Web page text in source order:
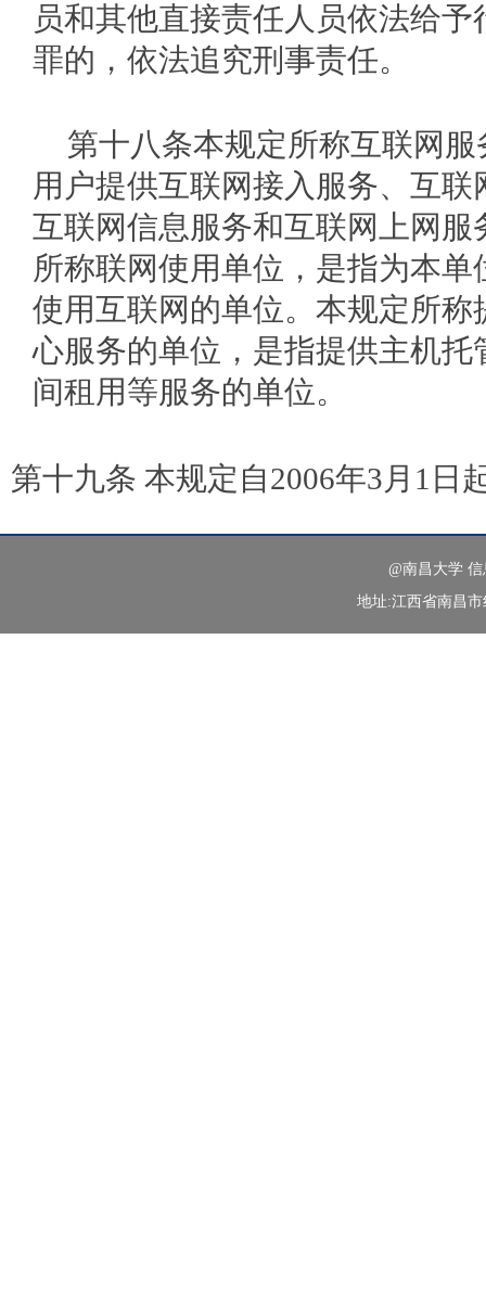
员和其他直接责任人员依法给
罪的，依法追究刑事责任。
第十八条本规定所称互联网
用户提供互联网接入服务、互
互联网信息服务和互联网上网服
所称联网使用单位，是指为本
使用互联网的单位。本规定所称
心服务的单位，是指提供主机托
间租用等服务的单位。
第十九条 本规定自2006年3月 1 日
@南昌大学
地址:江西省南昌市